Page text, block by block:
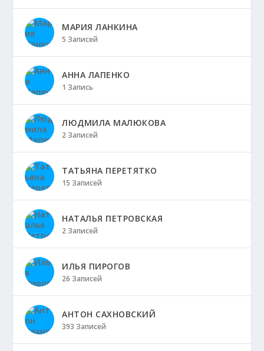
МАРИЯ ЛАНКИНА
5 Записей
АННА ЛАПЕНКО
1 Запись
ЛЮДМИЛА МАЛЮКОВА
2 Записей
ТАТЬЯНА ПЕРЕТЯТКО
15 Записей
НАТАЛЬЯ ПЕТРОВСКАЯ
2 Записей
ИЛЬЯ ПИРОГОВ
26 Записей
АНТОН САХНОВСКИЙ
393 Записей